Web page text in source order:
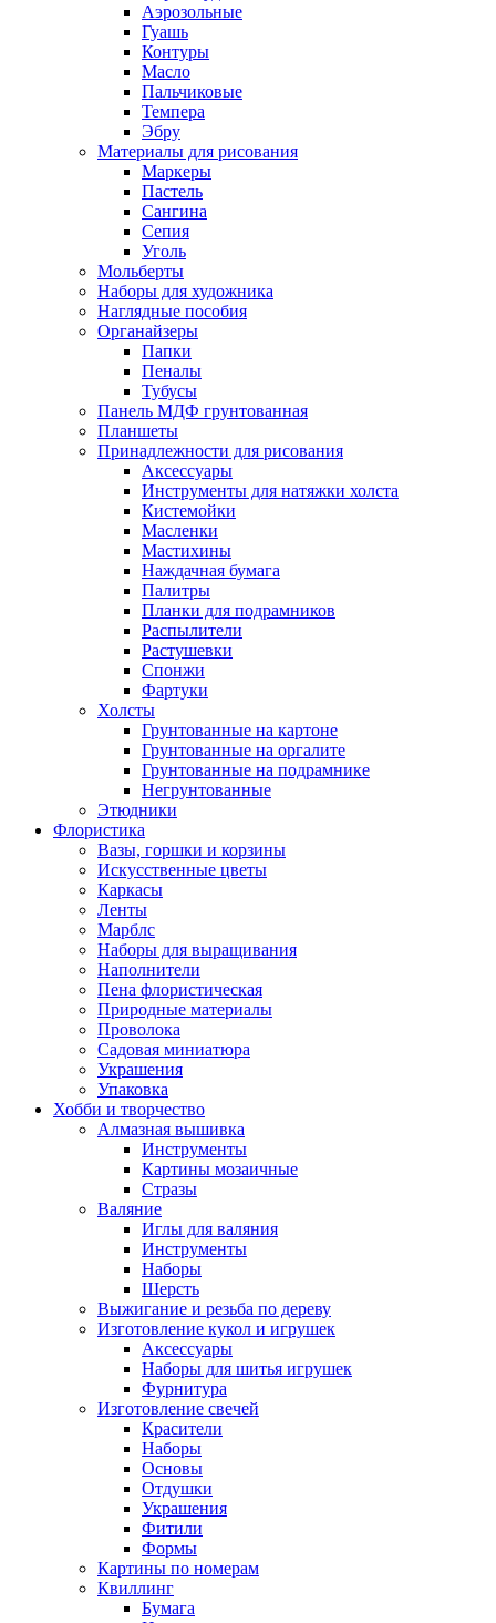
Аэрозольные
Гуашь
Контуры
Масло
Пальчиковые
Темпера
Эбру
Материалы для рисования
Маркеры
Пастель
Сангина
Сепия
Уголь
Мольберты
Наборы для художника
Наглядные пособия
Органайзеры
Папки
Пеналы
Тубусы
Панель МДФ грунтованная
Планшеты
Принадлежности для рисования
Аксессуары
Инструменты для натяжки холста
Кистемойки
Масленки
Мастихины
Наждачная бумага
Палитры
Планки для подрамников
Распылители
Растушевки
Спонжи
Фартуки
Холсты
Грунтованные на картоне
Грунтованные на оргалите
Грунтованные на подрамнике
Негрунтованные
Этюдники
Флористика
Вазы, горшки и корзины
Искусственные цветы
Каркасы
Ленты
Марблс
Наборы для выращивания
Наполнители
Пена флористическая
Природные материалы
Проволока
Садовая миниатюра
Украшения
Упаковка
Хобби и творчество
Алмазная вышивка
Инструменты
Картины мозаичные
Стразы
Валяние
Иглы для валяния
Инструменты
Наборы
Шерсть
Выжигание и резьба по дереву
Изготовление кукол и игрушек
Аксессуары
Наборы для шитья игрушек
Фурнитура
Изготовление свечей
Красители
Наборы
Основы
Отдушки
Украшения
Фитили
Формы
Картины по номерам
Квиллинг
Бумага